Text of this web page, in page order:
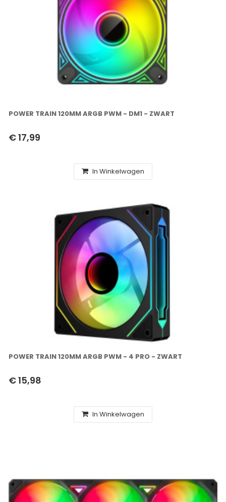
POWER TRAIN 120MM ARGB PWM - DM1 - ZWART
€ 17,99
In Winkelwagen
POWER TRAIN 120MM ARGB PWM - 4 PRO - ZWART
€ 15,98
In Winkelwagen